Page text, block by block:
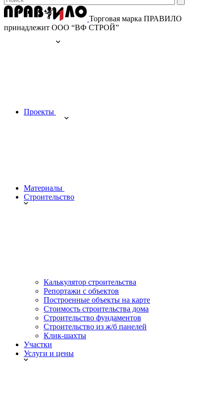
Торговая марка ПРАВИЛО
принадлежит ООО “ВФ СТРОЙ”
Проекты
Материалы
Строительство
Калькулятор строительства
Репортажи с объектов
Построенные объекты на карте
Стоимость строительства дома
Строительство фундаментов
Строительство из ж/б панелей
Клик-шахты
Участки
Услуги и цены